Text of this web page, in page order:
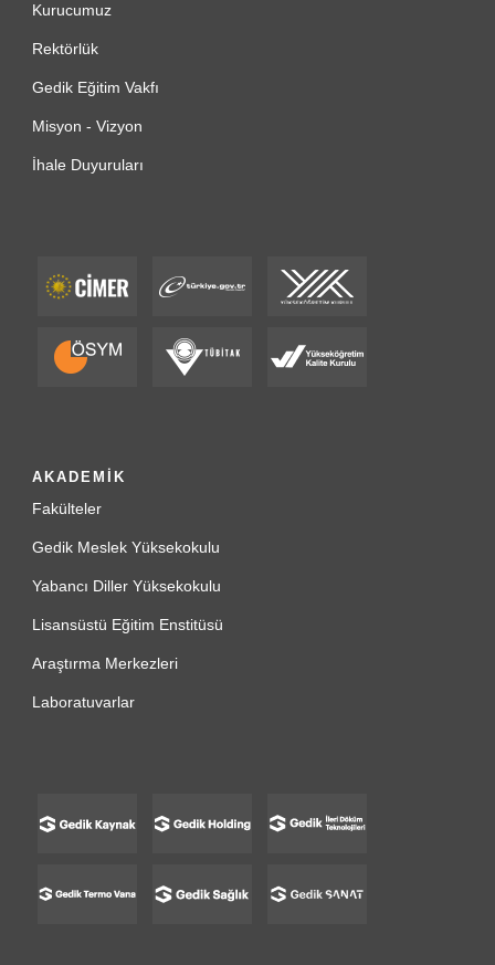
Kurucumuz
Rektörlük
Gedik Eğitim Vakfı
Misyon - Vizyon
İhale Duyuruları
AKADEMİK
Fakülteler
Gedik Meslek Yüksekokulu
Yabancı Diller Yüksekokulu
Lisansüstü Eğitim Enstitüsü
Araştırma Merkezleri
Laboratuvarlar